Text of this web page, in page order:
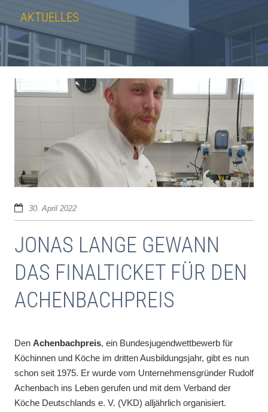
AKTUELLES
30. April 2022
JONAS LANGE GEWANN
DAS FINALTICKET FÜR DEN
ACHENBACHPREIS
Den Achenbachpreis, ein Bundesjugendwettbewerb für
Köchinnen und Köche im dritten Ausbildungsjahr, gibt es nun
schon seit 1975. Er wurde vom Unternehmensgründer Rudolf
Achenbach ins Leben gerufen und mit dem Verband der
Köche Deutschlands e. V. (VKD) alljährlich organisiert.